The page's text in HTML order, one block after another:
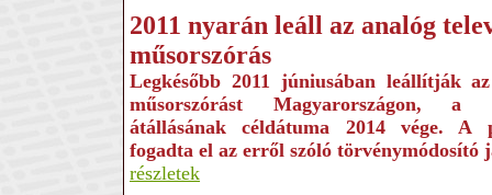
2011 nyarán leáll az analóg
műsorszórás
Legkésőbb 2011 júniusában leállítják
műsorszórást Magyarországon,
átállásának céldátuma 2014 vége. A
fogadta el az erről szóló törvénymódosító
részletek